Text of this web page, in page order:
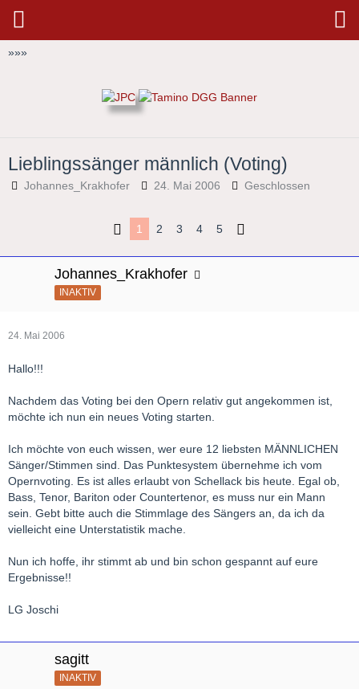
»»»
Lieblingssänger männlich (Voting)
Johannes_Krakhofer 24. Mai 2006 Geschlossen
1 2 3 4 5
Johannes_Krakhofer
INAKTIV
24. Mai 2006
Hallo!!!
Nachdem das Voting bei den Opern relativ gut angekommen ist,
möchte ich nun ein neues Voting starten.
Ich möchte von euch wissen, wer eure 12 liebsten MÄNNLICHEN
Sänger/Stimmen sind. Das Punktesystem übernehme ich vom
Opernvoting. Es ist alles erlaubt von Schellack bis heute. Egal ob,
Bass, Tenor, Bariton oder Countertenor, es muss nur ein Mann
sein. Gebt bitte auch die Stimmlage des Sängers an, da ich da
vielleicht eine Unterstatistik mache.
Nun ich hoffe, ihr stimmt ab und bin schon gespannt auf eure
Ergebnisse!!
LG Joschi
sagitt
INAKTIV